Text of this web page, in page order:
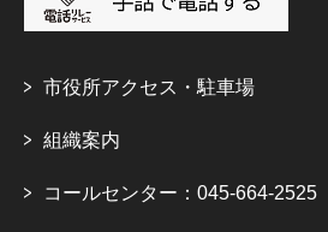
市役所アクセス・駐車場
組織案内
コールセンター：045-664-2525